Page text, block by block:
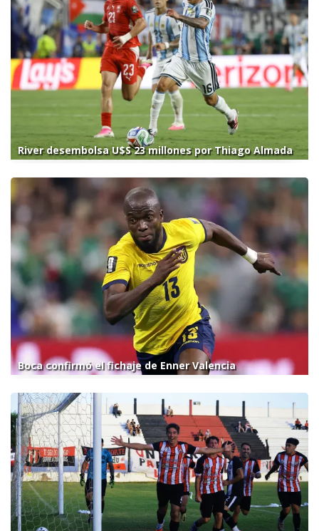
River desembolsa U$S 23 millones por Thiago Almada
Boca confirmó el fichaje de Enner Valencia